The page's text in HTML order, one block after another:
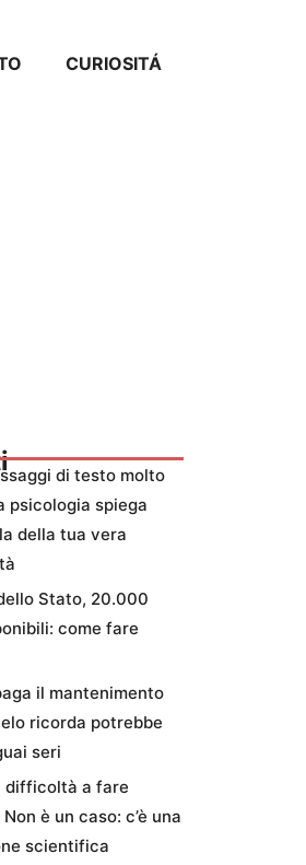
CURIOSITÁ
di testo molto
psicologia spiega
della tua vera
Stato, 20.000
come fare
il mantenimento
ricorda potrebbe
seri
difficoltà a fare
è un caso: c’è una
scientifica